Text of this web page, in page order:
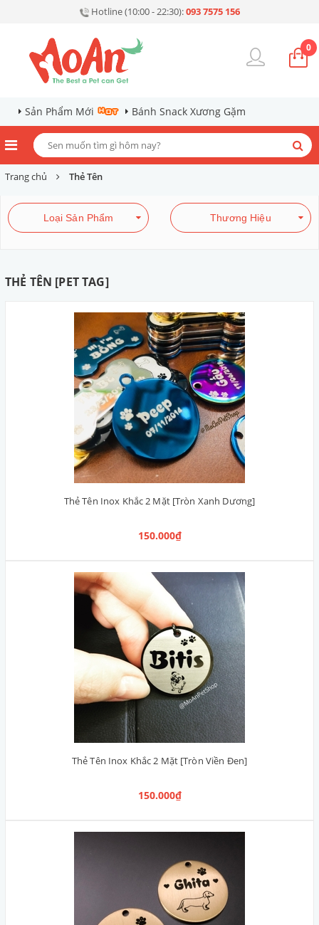
Hotline (10:00 - 22:30):093 7575 156
0
Sản Phẩm Mới Bánh Snack Xương Gặm
Trang chủ Thẻ Tên
Loại Sản Phẩm Thương Hiệu
THẺ TÊN [PET TAG]
Thẻ Tên Inox Khắc 2 Mặt [Tròn Xanh Dương]
150.000₫
Thẻ Tên Inox Khắc 2 Mặt [Tròn Viền Đen]
150.000₫